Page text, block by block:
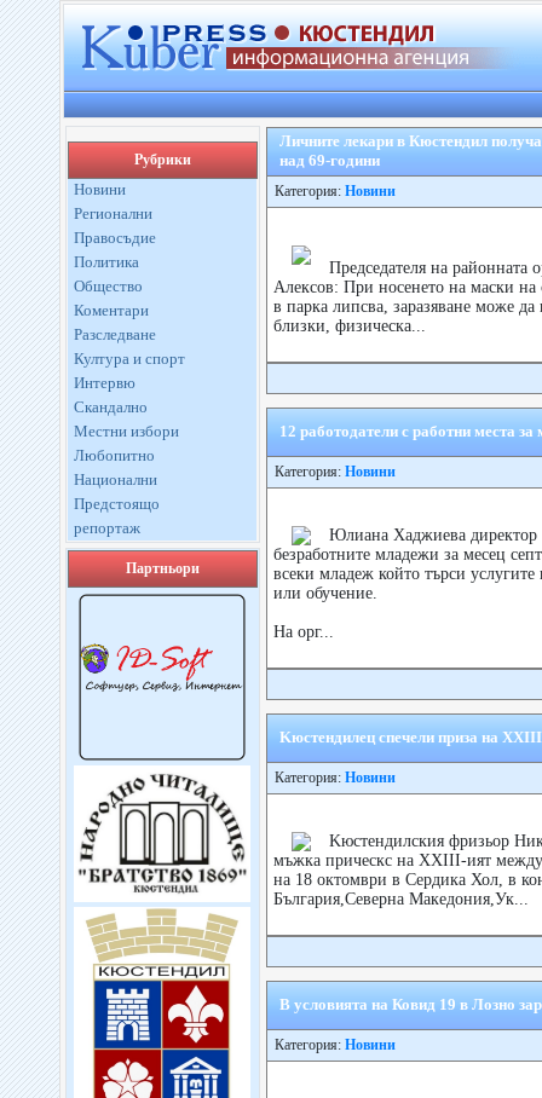
Рубрики
Новини
Регионални
Правосъдие
Политика
Общество
Коментари
Разследване
Култура и спорт
Интервю
Скандално
Местни избори
Любопитно
Национални
Предстоящо
репортаж
Партньори
Личните лекари в Кюстендил
над 69-години
Категория: Новини
Председателя на
Алексов: При носенето на маски на
в парка липсва, заразяване може
близки, физическа...
12 работодатели с работни места
Категория: Новини
Юлиана Хаджиева
безработните младежи за месец
всеки младеж който търси
или обучение.
На орг...
Kюстендилец спечели приза на
Категория: Новини
Kюстендилския фризьор
мъжка прическс на XXIII-ият
на 18 октомври в Сердика Хол, в
България,Северна Македония,Ук...
В условията на Ковид 19 в Лозно
Категория: Новини